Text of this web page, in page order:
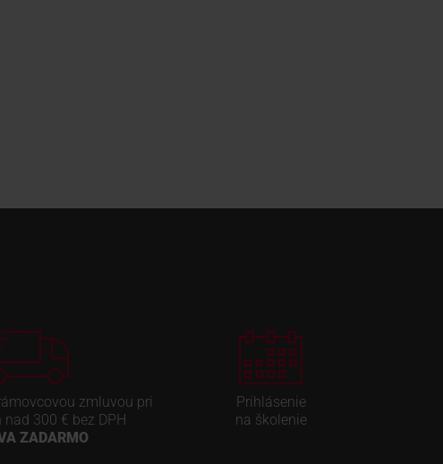
zmluvou pri
300 € bez DPH
ZADARMO
Prihlásenie
na školenie